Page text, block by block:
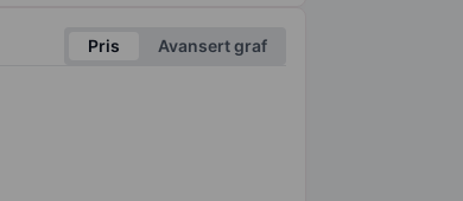
Pris Avansert graf